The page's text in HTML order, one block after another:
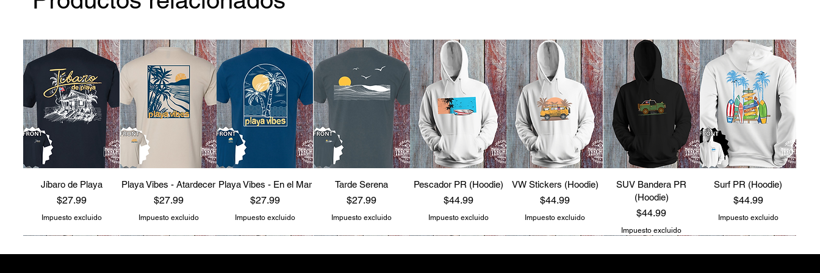
Jíbaro de Playa
Precio
$27.99
Impuesto excluido
Playa Vibes - Atardecer
Precio
$27.99
Impuesto excluido
Playa Vibes - En el Mar
Precio
$27.99
Impuesto excluido
Tarde Serena
Precio
$27.99
Impuesto excluido
Pescador PR (Hoodie)
Precio
$44.99
Impuesto excluido
VW Stickers (Hoodie)
Precio
$44.99
Impuesto excluido
SUV Bandera PR
(Hoodie)
Precio
$44.99
Impuesto excluido
Surf PR (Hoodie)
Precio
$44.99
Impuesto excluido